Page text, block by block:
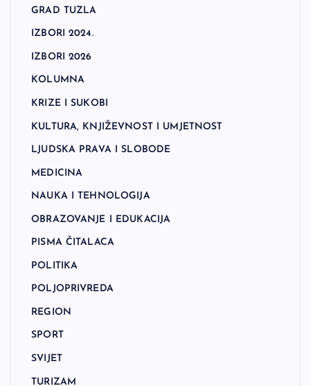
GRAD TUZLA
IZBORI 2024.
IZBORI 2026
KOLUMNA
KRIZE I SUKOBI
KULTURA, KNJIŽEVNOST I UMJETNOST
LJUDSKA PRAVA I SLOBODE
MEDICINA
NAUKA I TEHNOLOGIJA
OBRAZOVANJE I EDUKACIJA
PISMA ČITALACA
POLITIKA
POLJOPRIVREDA
REGION
SPORT
SVIJET
TURIZAM